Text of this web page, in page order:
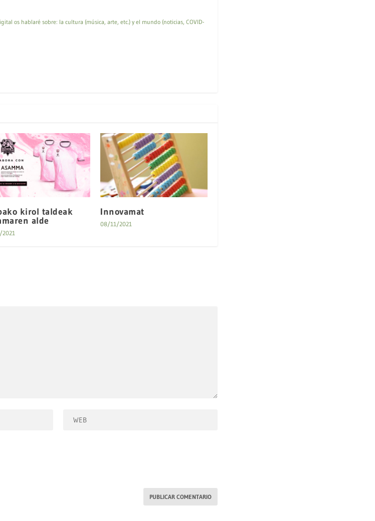
os hablaré sobre: la cultura (música, arte, etc.) y el mundo (noticias, COVID-
kirol taldeak
alde
Innovamat
08/11/2021